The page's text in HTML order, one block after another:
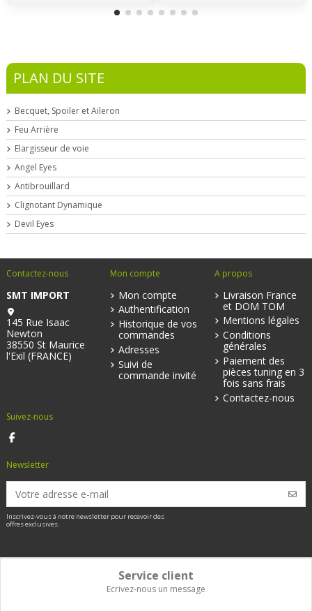
PLAN DU SITE
Becquet, Spoiler et Aileron
Feu Arrière
Elargisseur de voie
Angel Eyes
Antibrouillard
Clignotant Dynamique
Devil Eyes
Contactez-nous
SMT IMPORT
145 Rue Isaac
Newton
38550 St Maurice
l'Exil (FRANCE)
Mon compte
Mon compte
Authentification
Historique de vos
commandes
Adresses
Suivi de
commande invité
A propos
Livraison France
et DOM TOM
Mentions légales
Conditions
générales
Paiement des
pièces tuning en 3
fois sans frais
Contactez-nous
Suivez-nous
Newsletter
Inscrivez-vous à notre newsletter pour recevoir des
offres exclusives.
Service client
Ecrivez-nous un message